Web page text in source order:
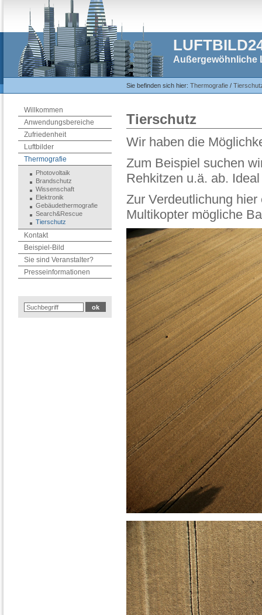
Außergewöhnliche
Sie befinden sich hier: Thermografie /
Willkommen
Anwendungsbereiche
Zufriedenheit
Luftbilder
Thermografie
Photovoltaik
Brandschutz
Wissenschaft
Elektronik
Gebäudethermografie
Search&Rescue
Tierschutz
Kontakt
Beispiel-Bild
Sie sind Veranstalter?
Presseinformationen
Tierschutz
Wir haben die
Zum Beispiel suchen
Rehkitzen u.ä. ab.
Zur Verdeutlichung
Multikopter mögliche